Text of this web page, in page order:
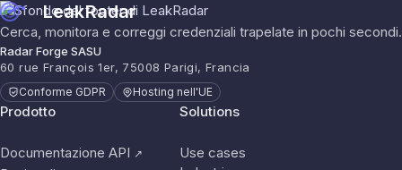
LeakRadar
Cerca, monitora e correggi credenziali trapelate in pochi secondi.
Radar Forge SASU
60 rue François 1er, 75008 Parigi, Francia
Conforme GDPR Hosting nell'UE
Prodotto
Documentazione API ↗
Solutions
Use cases